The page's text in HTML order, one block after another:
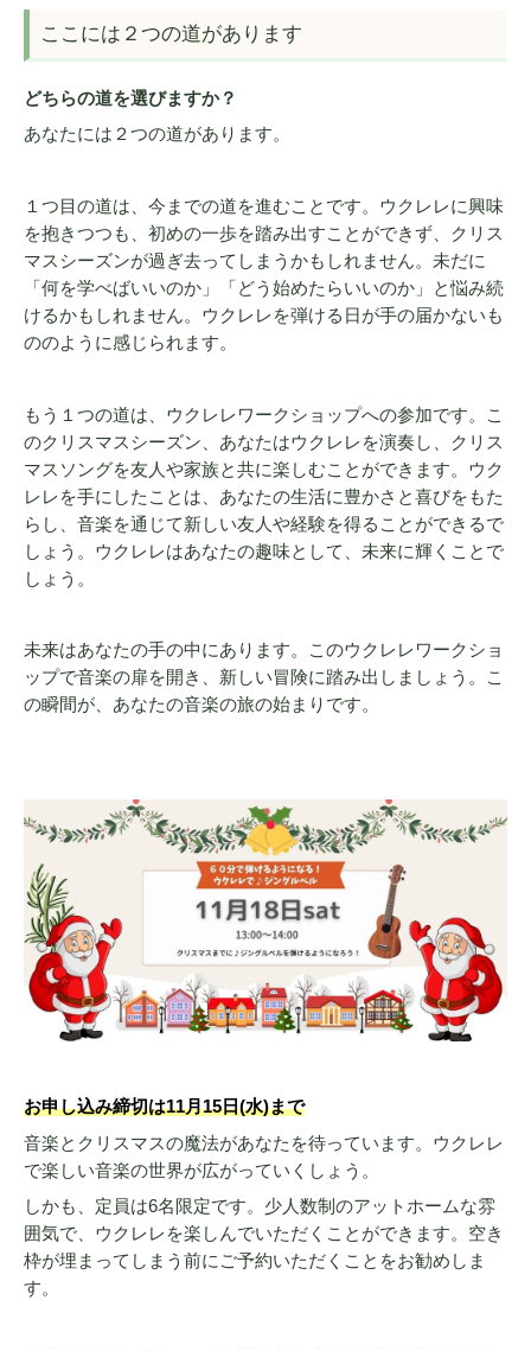
ここには２つの道があります
どちらの道を選びますか？
あなたには２つの道があります。
１つ目の道は、今までの道を進むことです。ウクレレに興味
を抱きつつも、初めの一歩を踏み出すことができず、クリス
マスシーズンが過ぎ去ってしまうかもしれません。未だに
「何を学べばいいのか」「どう始めたらいいのか」と悩み続
けるかもしれません。ウクレレを弾ける日が手の届かないも
ののように感じられます。
もう１つの道は、ウクレレワークショップへの参加です。こ
のクリスマスシーズン、あなたはウクレレを演奏し、クリス
マスソングを友人や家族と共に楽しむことができます。ウク
レレを手にしたことは、あなたの生活に豊かさと喜びをもた
らし、音楽を通じて新しい友人や経験を得ることができるで
しょう。ウクレレはあなたの趣味として、未来に輝くことで
しょう。
未来はあなたの手の中にあります。このウクレレワークショ
ップで音楽の扉を開き、新しい冒険に踏み出しましょう。こ
の瞬間が、あなたの音楽の旅の始まりです。
お申し込み締切は11月15日(水)まで
音楽とクリスマスの魔法があなたを待っています。ウクレレ
で楽しい音楽の世界が広がっていくしょう。
しかも、定員は6名限定です。少人数制のアットホームな雰
囲気で、ウクレレを楽しんでいただくことができます。空き
枠が埋まってしまう前にご予約いただくことをお勧めしま
す。